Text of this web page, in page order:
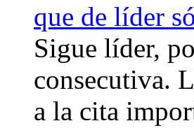
que de líder
Sigue líder,
consecutiva.
a la cita